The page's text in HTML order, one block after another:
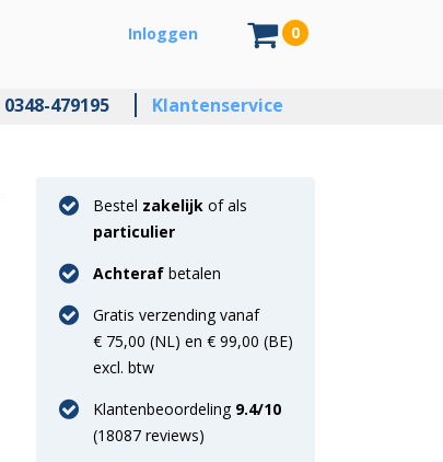
Inloggen 0
0348-479195 Klantenservice
Bestel zakelijk of als
particulier
Achteraf betalen
Gratis verzending vanaf
€ 75,00 (NL) en € 99,00 (BE)
excl. btw
Klantenbeoordeling 9.4/10
(18087 reviews)